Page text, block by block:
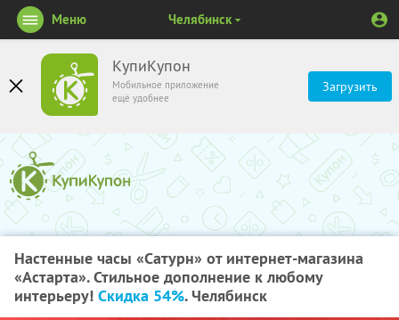
КупиКупон
Мобильное приложение
ещё удобнее
Загрузить
Меню Челябинск
Настенные часы «Сатурн» от интернет-магазина
«Астарта». Стильное дополнение к любому
интерьеру! Скидка 54%. Челябинск